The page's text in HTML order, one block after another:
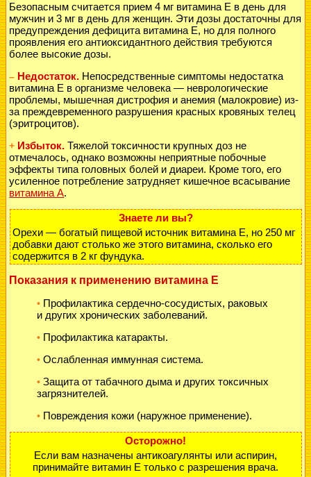
Безопасным считается прием 4 мг витамина Е в день для
мужчин и 3 мг в день для женщин. Эти дозы достаточны для
предупреждения дефицита витамина Е, но для полного
проявления его антиоксидантного действия требуются
более высокие дозы.
– Недостаток. Непосредственные симптомы недостатка
витамина Е в организме человека — неврологические
проблемы, мышечная дистрофия и анемия (малокровие) из-
за преждевременного разрушения красных кровяных телец
(эритроцитов).
+ Избыток. Тяжелой токсичности крупных доз не
отмечалось, однако возможны неприятные побочные
эффекты типа головных болей и диареи. Кроме того, его
усиленное потребление затрудняет кишечное всасывание
витамина А.
Знаете ли вы?
Орехи — богатый пищевой источник витамина Е, но 250 мг
добавки дают столько же этого витамина, сколько его
содержится в 2 кг фундука.
Показания к применению витамина Е
• Профилактика сердечно-сосудистых, раковых
и других хронических заболеваний.
• Профилактика катаракты.
• Ослабленная иммунная система.
• Защита от табачного дыма и других токсичных
загрязнителей.
• Повреждения кожи (наружное применение).
Осторожно!
Если вам назначены антикоагулянты или аспирин,
принимайте витамин Е только с разрешения врача.